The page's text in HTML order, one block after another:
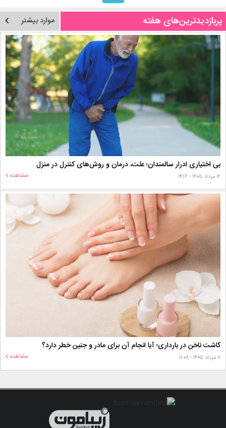
پربازدیدترین‌های هفته موارد بیشتر
بی اختیاری ادرار سالمندان؛ علت، درمان و روش‌های کنترل در منزل
۱۲ مرداد ۱۴۰۵ - ۱۴:۱۶ مشاهده
کاشت ناخن در بارداری؛ آیا انجام آن برای مادر و جنین خطر دارد؟
۱۱ مرداد ۱۴۰۵ - ۱۱:۰۸ مشاهده